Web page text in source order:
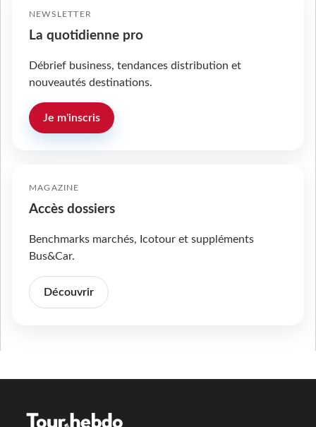
NEWSLETTER
La quotidienne pro
Débrief business, tendances distribution et
nouveautés destinations.
Je m'inscris
MAGAZINE
Accès dossiers
Benchmarks marchés, Icotour et suppléments
Bus&Car.
Découvrir